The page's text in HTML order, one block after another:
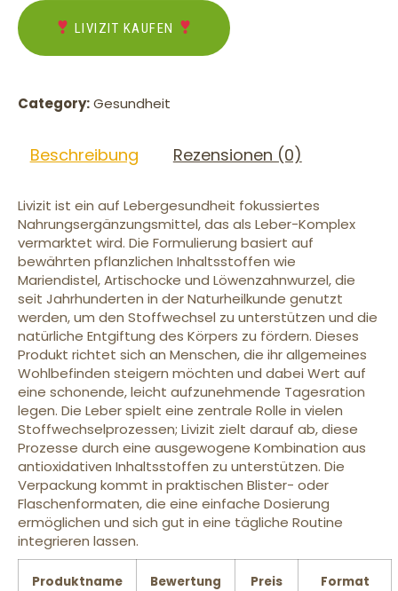
LIVIZIT KAUFEN
Category:Gesundheit
Beschreibung Rezensionen (0)
Livizit ist ein auf Lebergesundheit fokussiertes
Nahrungsergänzungsmittel, das als Leber-Komplex
vermarktet wird. Die Formulierung basiert auf
bewährten pflanzlichen Inhaltsstoffen wie
Mariendistel, Artischocke und Löwenzahnwurzel, die
seit Jahrhunderten in der Naturheilkunde genutzt
werden, um den Stoffwechsel zu unterstützen und die
natürliche Entgiftung des Körpers zu fördern. Dieses
Produkt richtet sich an Menschen, die ihr allgemeines
Wohlbefinden steigern möchten und dabei Wert auf
eine schonende, leicht aufzunehmende Tagesration
legen. Die Leber spielt eine zentrale Rolle in vielen
Stoffwechselprozessen; Livizit zielt darauf ab, diese
Prozesse durch eine ausgewogene Kombination aus
antioxidativen Inhaltsstoffen zu unterstützen. Die
Verpackung kommt in praktischen Blister- oder
Flaschenformaten, die eine einfache Dosierung
ermöglichen und sich gut in eine tägliche Routine
integrieren lassen.
Produktname Bewertung Preis Format